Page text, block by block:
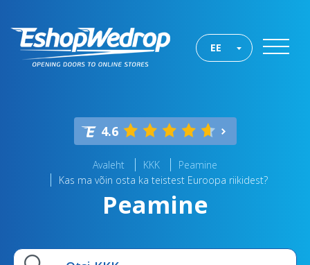
EE
4.6
Avaleht KKK
Peamine
Kas ma võin osta ka teistest Euroopa riikidest?
Peamine